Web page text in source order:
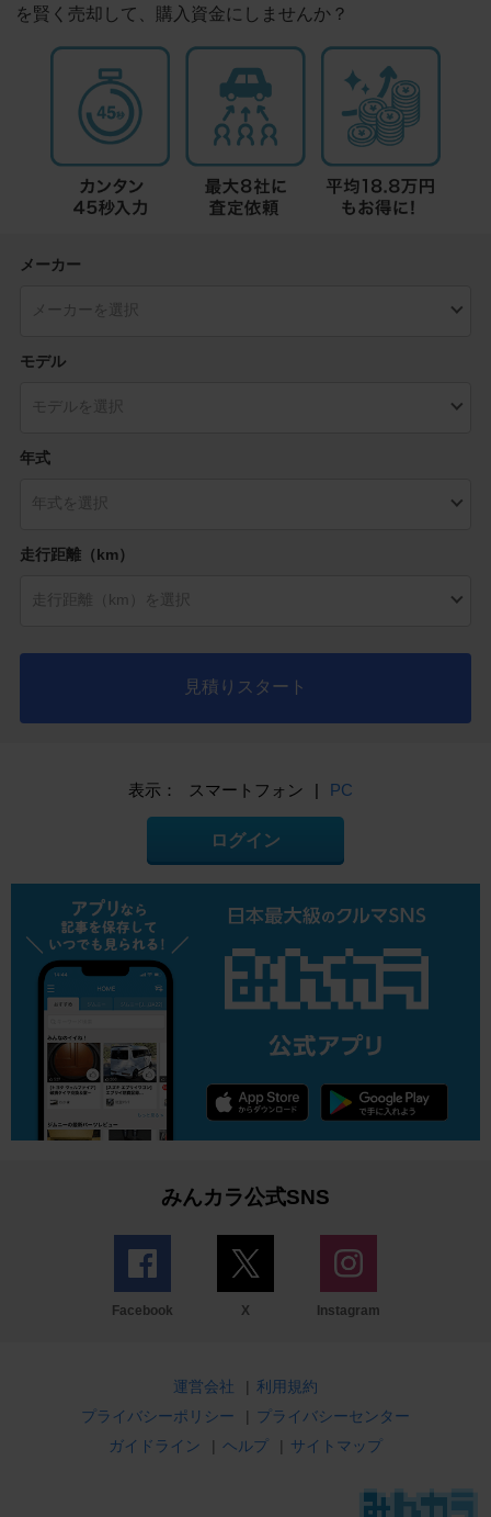
を賢く売却して、購入資金にしませんか？
メーカー
モデル
年式
走行距離（km）
見積りスタート
表示： スマートフォン | PC
ログイン
みんカラ公式SNS
Facebook X Instagram
運営会社 | 利用規約
プライバシーポリシー
| プライバシーセンター
ガイドライン
| ヘルプ | サイトマップ